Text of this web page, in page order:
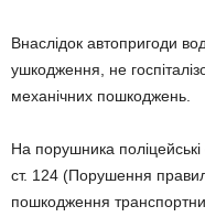
Внаслідок автопригоди
ушкодження, не
механічних пошкоджень.
На порушника поліцейські
ст. 124 (Порушення
пошкодження